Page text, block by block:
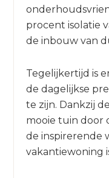
procent isolatie
de inbouw van
Tegelijkertijd is
de dagelijkse
te zijn. Dankzij
mooie tuin door
de inspirerende
vakantiewoning